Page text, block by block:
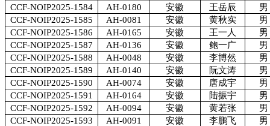
CCF-NOIP2025-1584
AH-0180 安徽 王岳辰
男
CCF-NOIP2025-1585
AH-0081 安徽 黄秋实
男
CCF-NOIP2025-1586
AH-0165 安徽 王一人
男
CCF-NOIP2025-1587
AH-0136 安徽 鲍一广
男
CCF-NOIP2025-1588
AH-0048 安徽 李博然
男
CCF-NOIP2025-1589
AH-0140 安徽 阮文涛
男
CCF-NOIP2025-1590
AH-0074 安徽 唐成宇
男
CCF-NOIP2025-1591
AH-0164 安徽 陆振宇
男
CCF-NOIP2025-1592
AH-0094 安徽 黄若张
男
CCF-NOIP2025-1593
AH-0091 安徽 李鹏飞
男